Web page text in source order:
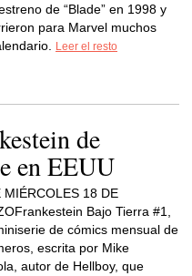
de “Blade” en 1998 y
para Marvel muchos
Leer el resto
de
en EEUU
MIÉRCOLES 18 DE
Bajo Tierra #1,
de cómics mensual de
escrita por Mike
autor de Hellboy, que